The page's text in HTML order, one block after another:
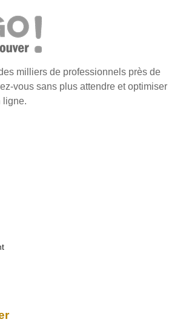
milliers de professionnels près de
vous sans plus attendre et optimiser
ligne.